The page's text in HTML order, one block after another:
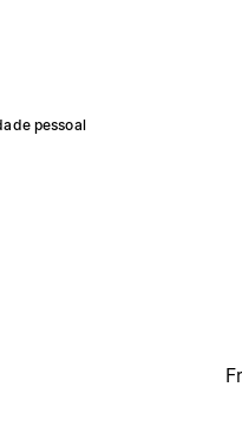
pessoal